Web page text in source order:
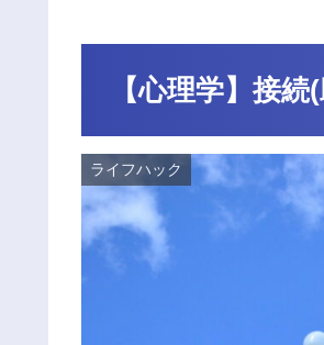
【心理学】接
ライフハック